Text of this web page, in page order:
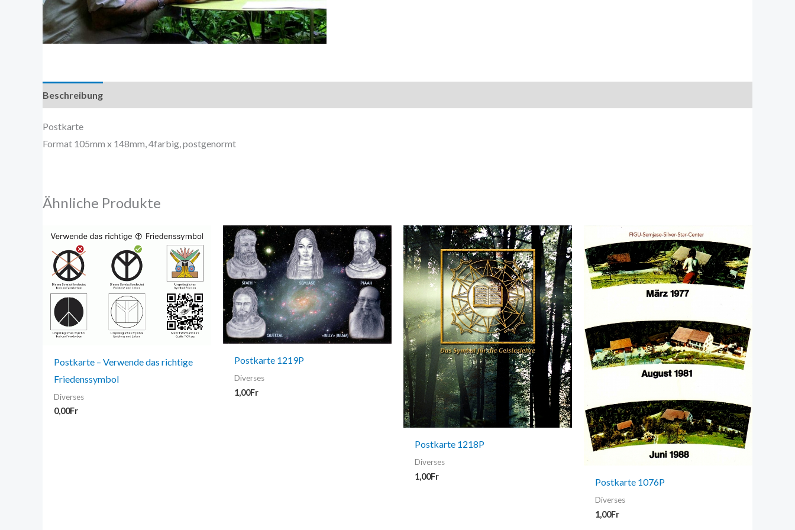
Beschreibung
Postkarte
Format 105mm x 148mm, 4farbig, postgenormt
Ähnliche Produkte
Postkarte – Verwende das richtige
Friedenssymbol
Diverses
0,00Fr
Postkarte 1219P
Diverses
1,00Fr
Postkarte 1218P
Diverses
1,00Fr Postkarte 1076P
Diverses
1,00Fr